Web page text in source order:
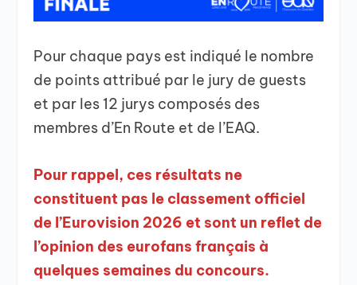
Pour chaque pays est indiqué le nombre
de points attribué par le jury de guests
et par les 12 jurys composés des
membres d’En Route et de l’EAQ.
Pour rappel, ces résultats ne
constituent pas le classement officiel
de l’Eurovision 2026 et sont un reflet de
l’opinion des eurofans français à
quelques semaines du concours.